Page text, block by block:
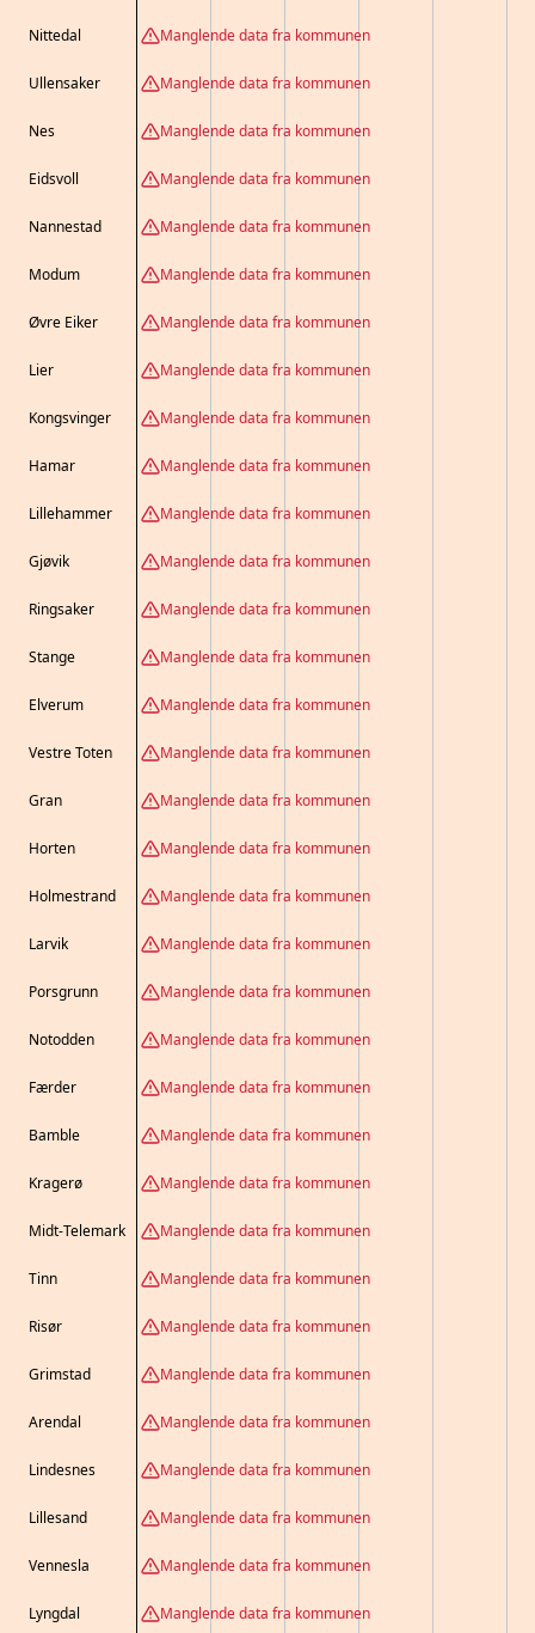
Nittedal
Ullensaker
Nes
Eidsvoll
Nannestad
Modum
Øvre Eiker
Lier
Kongsvinger
Hamar
Lillehammer
Gjøvik
Ringsaker
Stange
Elverum
Vestre Toten
Gran
Horten
Holmestrand
Larvik
Porsgrunn
Notodden
Færder
Bamble
Kragerø
Midt-Telemark
Tinn
Risør
Grimstad
Arendal
Lindesnes
Lillesand
Vennesla
Lyngdal
Manglende data fra kommunen
Manglende data fra kommunen
Manglende data fra kommunen
Manglende data fra kommunen
Manglende data fra kommunen
Manglende data fra kommunen
Manglende data fra kommunen
Manglende data fra kommunen
Manglende data fra kommunen
Manglende data fra kommunen
Manglende data fra kommunen
Manglende data fra kommunen
Manglende data fra kommunen
Manglende data fra kommunen
Manglende data fra kommunen
Manglende data fra kommunen
Manglende data fra kommunen
Manglende data fra kommunen
Manglende data fra kommunen
Manglende data fra kommunen
Manglende data fra kommunen
Manglende data fra kommunen
Manglende data fra kommunen
Manglende data fra kommunen
Manglende data fra kommunen
Manglende data fra kommunen
Manglende data fra kommunen
Manglende data fra kommunen
Manglende data fra kommunen
Manglende data fra kommunen
Manglende data fra kommunen
Manglende data fra kommunen
Manglende data fra kommunen
Manglende data fra kommunen